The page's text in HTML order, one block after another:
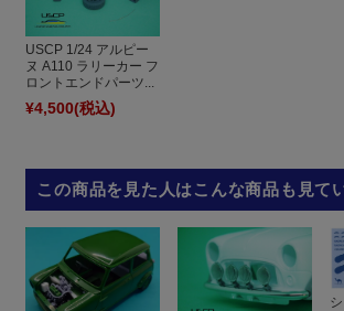
USCP 1/24 アルピー
ヌ A110 ラリーカー フ
ロントエンドパーツ...
¥4,500(税込)
この商品を見た人はこんな商品も見て